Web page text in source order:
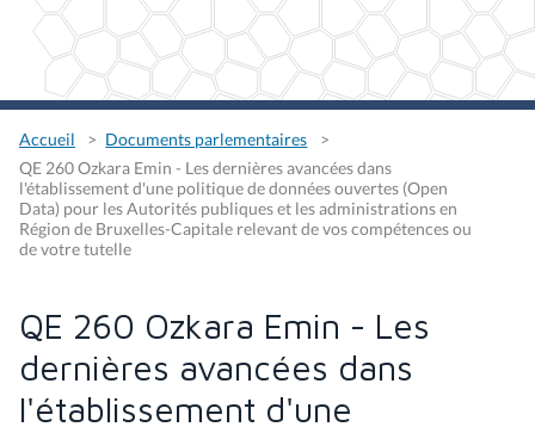
Accueil
Documents parlementaires
QE 260 Ozkara Emin - Les dernières avancées dans
l'établissement d'une politique de données ouvertes (Open
Data) pour les Autorités publiques et les administrations en
Région de Bruxelles-Capitale relevant de vos compétences ou
de votre tutelle
QE 260 Ozkara Emin - Les
dernières avancées dans
l'établissement d'une